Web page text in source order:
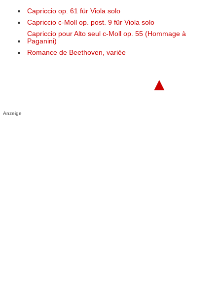
Capriccio op. 61 für Viola solo
Capriccio c-Moll op. post. 9 für Viola solo
Capriccio pour Alto seul c-Moll op. 55 (Hommage à
Paganini)
Romance de Beethoven, variée
▲
Anzeige